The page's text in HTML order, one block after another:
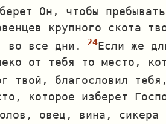
Он, чтобы
крупного скота
во все дни.
Если же
от тебя то место,
твой, благословил тебя,
которое изберет
овец, вина, сикера